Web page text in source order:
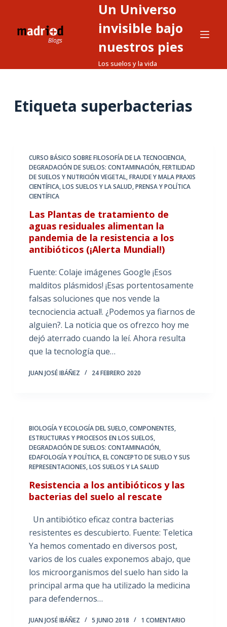
Un Universo
invisible bajo
nuestros pies
Los suelos y la vida
Etiqueta superbacterias
CURSO BÁSICO SOBRE FILOSOFÍA DE LA TECNOCIENCIA,
DEGRADACIÓN DE SUELOS: CONTAMINACIÓN,FERTILIDAD
DE SUELOS Y NUTRICIÓN VEGETAL,FRAUDE Y MALA PRAXIS
CIENTÍFICA,LOS SUELOS Y LA SALUD,PRENSA Y POLÍTICA
CIENTÍFICA
Las Plantas de tratamiento de
aguas residuales alimentan la
pandemia de la resistencia a los
antibióticos (¡Alerta Mundial!)
Fuente: Colaje imágenes Google ¡Esos
malditos plásmidos! ¡Esas portentosamente
falsas soluciones que nos vende la
tecnociencia actual!. ¿Podemos ya fiarnos de
alguien?. La noticia que os ofrezco hoy me
dejó aterrado cuando la leí. Ahora resulta
que la tecnología que…
JUAN JOSÉ IBÁÑEZ 24 FEBRERO 2020
BIOLOGÍA Y ECOLOGÍA DEL SUELO,COMPONENTES,
ESTRUCTURAS Y PROCESOS EN LOS SUELOS,
DEGRADACIÓN DE SUELOS: CONTAMINACIÓN,
EDAFOLOGÍA Y POLÍTICA,EL CONCEPTO DE SUELO Y SUS
REPRESENTACIONES,LOS SUELOS Y LA SALUD
Resistencia a los antibióticos y las
bacterias del suelo al rescate
Un antibiótico eficaz contra bacterias
resistentes es descubierto. Fuente: Teletica
Ya hemos comentado en diversos post,
varios de los cuales exponemos abajo, que
los microorganismos del suelo han sido la
principal arma que ha utilizado la medicina
para defendernos…
JUAN JOSÉ IBÁÑEZ 5 JUNIO 2018 1 COMENTARIO